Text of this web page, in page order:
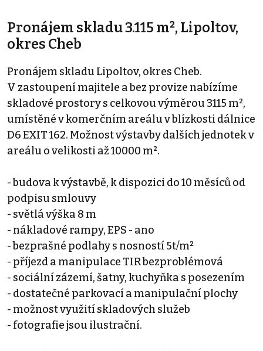
Pronájem skladu 3.115 m², Lipoltov,
okres Cheb
Pronájem skladu Lipoltov, okres Cheb.
V zastoupení majitele a bez provize nabízíme
skladové prostory s celkovou výměrou 3115 m²,
umístěné v komerčním areálu v blízkosti dálnice
D6 EXIT 162. Možnost výstavby dalších jednotek v
areálu o velikosti až 10000 m².
- budova k výstavbě, k dispozici do 10 měsíců od
podpisu smlouvy
- světlá výška 8 m
- nákladové rampy, EPS - ano
- bezprašné podlahy s nosností 5t/m²
- příjezd a manipulace TIR bezproblémová
- sociální zázemí, šatny, kuchyňka s posezením
- dostatečné parkovací a manipulační plochy
- možnost využití skladových služeb
- fotografie jsou ilustrační.